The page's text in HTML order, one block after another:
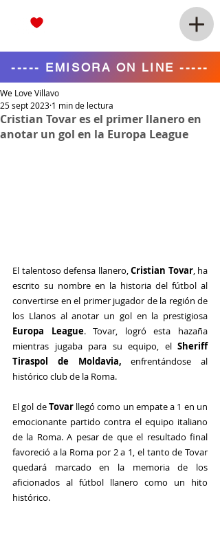
----- EMISORA ON LINE -----
Cristian Tovar es el primer llanero en
anotar un gol en la Europa League
We Love Villavo
25 sept 2023 1 min de lectura
El talentoso defensa llanero, Cristian Tovar, ha
escrito su nombre en la historia del fútbol al
convertirse en el primer jugador de la región de
Europa League. Tovar, logró esta hazaña
mientras jugaba para su equipo, el Sheriff
Tiraspol de Moldavia, enfrentándose al
histórico club de la Roma.
El gol de Tovar llegó como un empate a 1 en un
emocionante partido contra el equipo italiano
de la Roma. A pesar de que el resultado final
favoreció a la Roma por 2 a 1, el tanto de Tovar
quedará marcado en la memoria de los
aficionados al fútbol llanero como un hito
histórico.